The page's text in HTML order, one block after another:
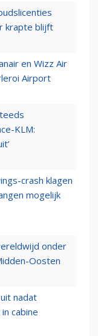
krapte blijft
en Wizz Air
Airport
KLM:
crash klagen
mogelijk
onder
Oosten
nadat
cabine